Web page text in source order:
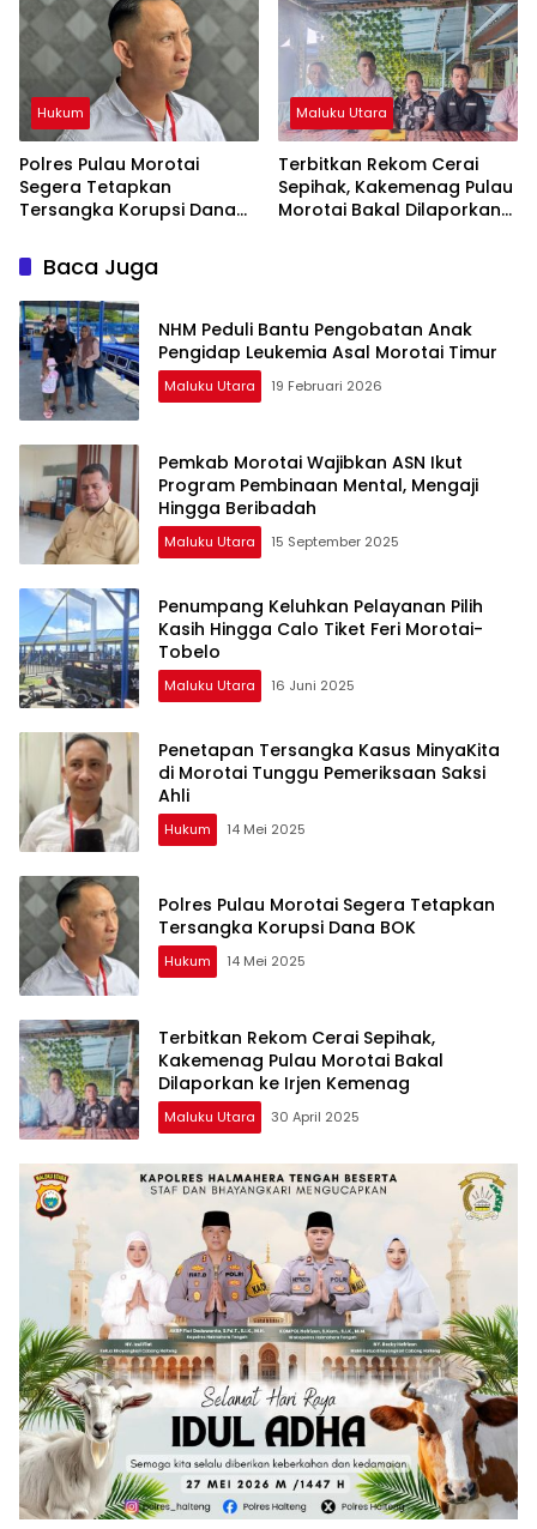
Hukum
Polres Pulau Morotai
Segera Tetapkan
Tersangka Korupsi Dana
Maluku Utara
Terbitkan Rekom Cerai
Sepihak, Kakemenag Pulau
Morotai Bakal Dilaporkan
Baca Juga
NHM Peduli Bantu Pengobatan Anak
Pengidap Leukemia Asal Morotai Timur
Maluku Utara 19 Februari 2026
Pemkab Morotai Wajibkan ASN Ikut
Program Pembinaan Mental, Mengaji
Hingga Beribadah
Maluku Utara 15 September 2025
Penumpang Keluhkan Pelayanan Pilih
Kasih Hingga Calo Tiket Feri Morotai-
Tobelo
Maluku Utara 16 Juni 2025
Penetapan Tersangka Kasus MinyaKita
di Morotai Tunggu Pemeriksaan Saksi
Ahli
Hukum 14 Mei 2025
Polres Pulau Morotai Segera Tetapkan
Tersangka Korupsi Dana BOK
Hukum 14 Mei 2025
Terbitkan Rekom Cerai Sepihak,
Kakemenag Pulau Morotai Bakal
Dilaporkan ke Irjen Kemenag
Maluku Utara 30 April 2025